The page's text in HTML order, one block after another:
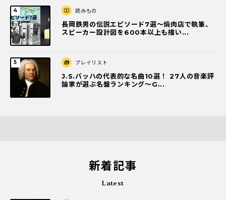
読みもの
長岡鉄男の伝説エピソード7選〜焼肉店で執筆、
スピーカー設計図を600本以上も描い...
プレイリスト
J.S.バッハの代表的な名曲10選！ 27人の音楽評
論家が選ぶ名盤ランキング〜G...
新着記事
Latest